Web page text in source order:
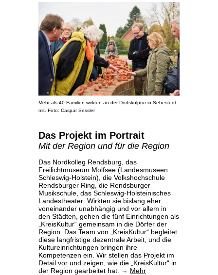
Mehr als 40 Familien wirkten an der Dorfskulptur in Sehestedt
mit. Foto: Caspar Sessler
Das Projekt im Portrait
Mit der Region und für die Region
Das Nordkolleg Rendsburg, das
Freilichtmuseum Molfsee (Landesmuseen
Schleswig-Holstein), die Volkshochschule
Rendsburger Ring, die Rendsburger
Musikschule, das Schleswig-Holsteinisches
Landestheater: Wirkten sie bislang eher
voneinander unabhängig und vor allem in
den Städten, gehen die fünf Einrichtungen als
„KreisKultur“ gemeinsam in die Dörfer der
Region. Das Team von „KreisKultur“ begleitet
diese langfristige dezentrale Arbeit, und die
Kultureinrichtungen bringen ihre
Kompetenzen ein. Wir stellen das Projekt im
Detail vor und zeigen, wie die „KreisKultur“ in
der Region gearbeitet hat.
→ Mehr